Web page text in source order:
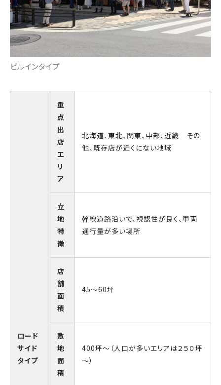
ビルインタイプ
ロード
サイド
タイプ
重
点
出
店
エ
リ
ア
北海道、東北、関東、中部、近畿 その
他、既存店が近くにない地域
立
地
特
徴
幹線道路沿いで、視認性が良く、車両
通行量が多い場所
店
舗
面
積
45〜60坪
敷
地
面
積
400坪～（人口が多いエリアは２５０坪
～）